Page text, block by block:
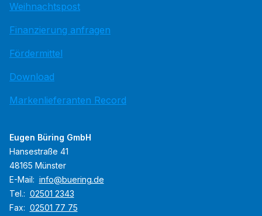
Weihnachtspost
Finanzierung anfragen
Fördermittel
Download
Markenlieferanten Record
Eugen Büring GmbH
Hansestraße 41
48165 Münster
E-Mail: info@buering.de
Tel.: 02501 2343
Fax: 02501 77 75